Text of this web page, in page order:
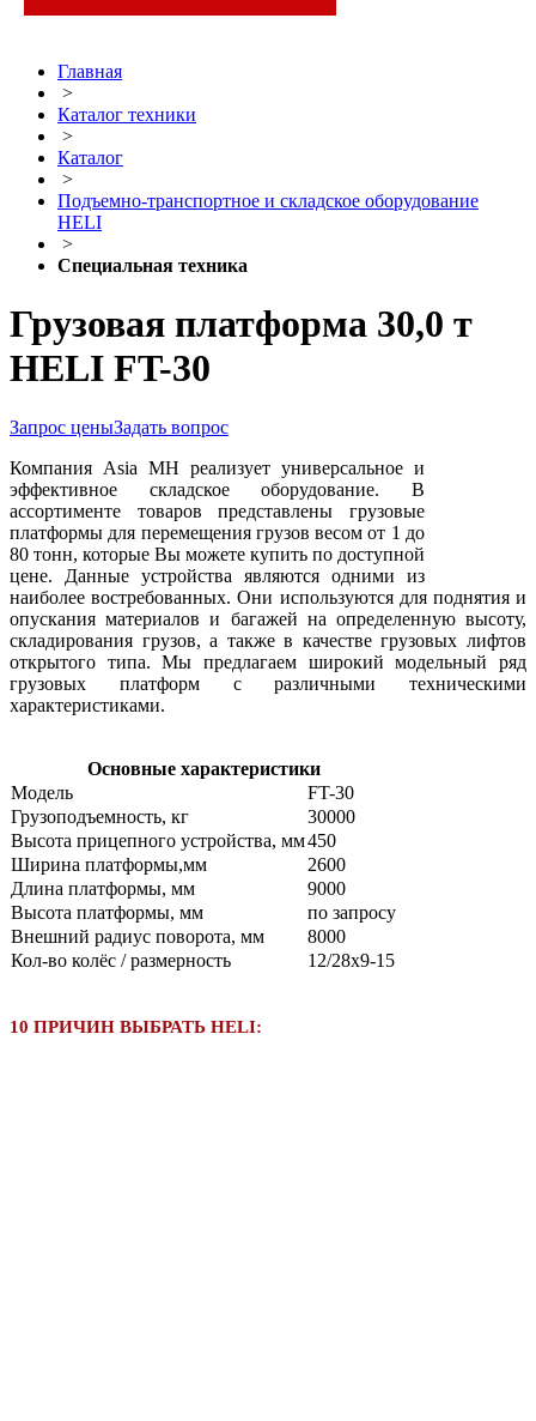
Главная
>
Каталог техники
>
Каталог
>
Подъемно-транспортное и складское оборудование
HELI
>
Специальная техника
Грузовая платформа 30,0 т
HELI FT-30
Запрос ценыЗадать вопрос
Компания Asia MH реализует универсальное и
эффективное складское оборудование. В
ассортименте товаров представлены грузовые
платформы для перемещения грузов весом от 1 до
80 тонн, которые Вы можете купить по доступной
цене. Данные устройства являются одними из
наиболее востребованных. Они используются для поднятия и
опускания материалов и багажей на определенную высоту,
складирования грузов, а также в качестве грузовых лифтов
открытого типа. Мы предлагаем широкий модельный ряд
грузовых платформ с различными техническими
характеристиками.
Основные характеристики
Модель
FT-30
Грузоподъемность, кг
30000
Высота прицепного устройства, мм450
Ширина платформы,мм
2600
Длина платформы, мм
9000
Высота платформы, мм
по запросу
Внешний радиус поворота, мм
8000
Кол-во колёс / размерность
12/28х9-15
10 ПРИЧИН ВЫБРАТЬ HELI: